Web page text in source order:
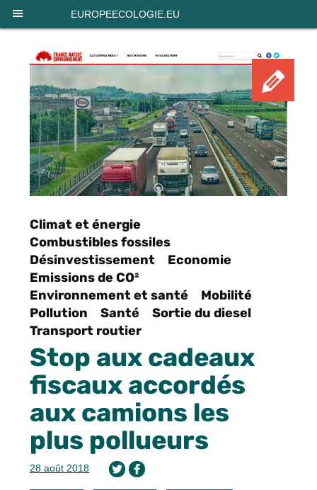
EUROPEECOLOGIE.EU
Climat et énergie
Combustibles fossiles
Désinvestissement
Economie
Emissions de CO²
Environnement et santé
Mobilité
Pollution
Santé
Sortie du diesel
Transport routier
Stop aux cadeaux
fiscaux accordés
aux camions les
plus pollueurs
28 août 2018